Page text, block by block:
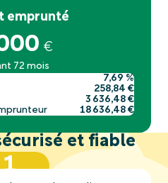
emprunté
€
72 mois
7,69 %
258,84 €
3 636,48 €
18 636,48 €
et fiable
1